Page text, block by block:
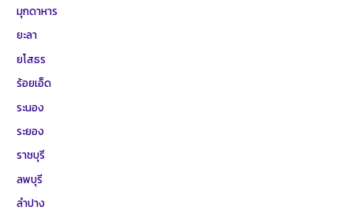
มุกดาหาร
ยะลา
ยโสธร
ร้อยเอ็ด
ระนอง
ระยอง
ราชบุรี
ลพบุรี
ลำปาง